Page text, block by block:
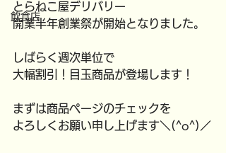
飲食店
とらねこ屋デリバリー
開業半年創業祭が開始となりました。
しばらく週次単位で
大幅割引！目玉商品が登場します！
まずは商品ページのチェックを
よろしくお願い申し上げます＼(^o^)／